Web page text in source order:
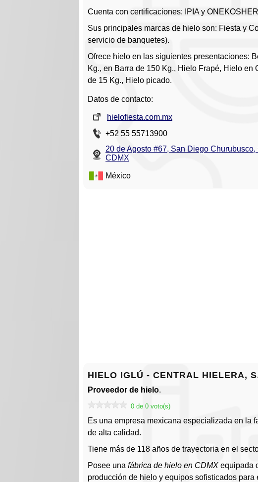
Cuenta con certificaciones: IPIA y
Sus principales marcas de hielo son: Fiesta y
servicio de banquetes).
Ofrece hielo en las siguientes presentaciones:
Kg., en Barra de 150 Kg., Hielo Frapé, Hielo en
de 15 Kg., Hielo picado.
Datos de contacto:
hielofiesta.com.mx
+52 55 55713900
20 de Agosto #67, San Diego
CDMX
México
HIELO IGLÚ - CENTRAL HIELERA,
Proveedor de hielo.
0 de 0 voto(s)
Es una empresa mexicana especializada en la
de alta calidad.
Tiene más de 118 años de trayectoria en el
Posee una fábrica de hielo en CDMX equipada
producción de hielo y equipos sofisticados para